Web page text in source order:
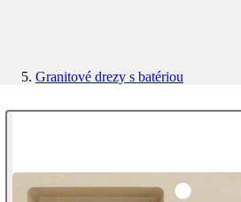
Granitové drezy s batériou